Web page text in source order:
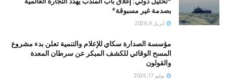
بصدمة غير مسبوقة*
أبريل 9, 2026
مؤسسة الصدارة سكاي للإعلام والتنمية تعلن بدء مشروع
المسح الوقائي للكشف المبكر عن سرطان المعدة
والقولون
يوليو 17, 2026